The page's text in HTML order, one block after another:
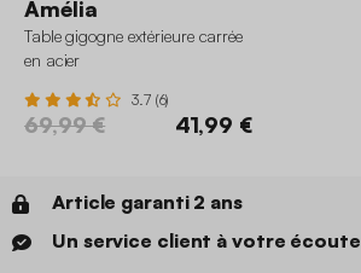
Amélia
Table gigogne extérieure carrée
en acier
3.7 (6)
69,99 € 41,99 €
Article garanti 2 ans
Un service client à votre écoute